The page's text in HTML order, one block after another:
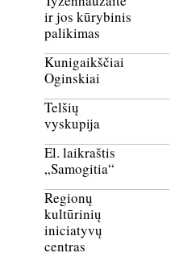
ir jos kūrybinis
palikimas
Kunigaikščiai
Oginskiai
Telšių
vyskupija
El. laikraštis
„Samogitia“
Regionų
kultūrinių
iniciatyvų
centras